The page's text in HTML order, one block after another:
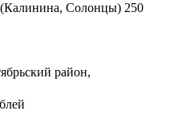
Солонцы) 250
район,